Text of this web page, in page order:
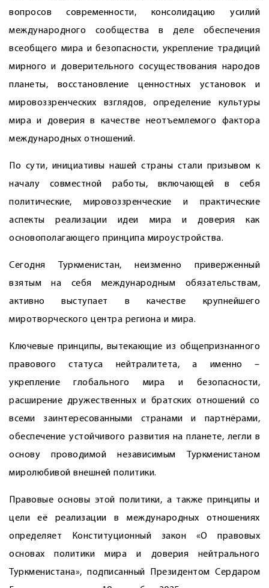
вопросов современности, консолидацию усилий
международного сообщества в деле обеспечения
всеобщего мира и безопасности, укрепление традиций
мирного и доверительного сосуществования народов
планеты, восстановление ценностных установок и
мировоззренческих взглядов, определение культуры
мира и доверия в качестве неотъемлемого фактора
международных отношений.
По сути, инициативы нашей страны стали призывом к
началу совместной работы, включающей в себя
политические, мировоззренческие и практические
аспекты реализации идеи мира и доверия как
основополагающего принципа мироустройства.
Сегодня Туркменистан, неизменно приверженный
взятым на себя международным обязательствам,
активно выступает в качестве крупнейшего
миротворческого центра региона и мира.
Ключевые принципы, вытекающие из общепризнанного
правового статуса нейтралитета, а именно –
укрепление глобального мира и безопасности,
расширение дружественных и братских отношений со
всеми заинтересованными странами и партнёрами,
обеспечение устойчивого развития на планете, легли в
основу проводимой независимым Туркменистаном
миролюбивой внешней политики.
Правовые основы этой политики, а также принципы и
цели её реализации в международных отношениях
определяет Конституционный закон «О правовых
основах политики мира и доверия нейтрального
Туркменистана», подписанный Президентом Сердаром